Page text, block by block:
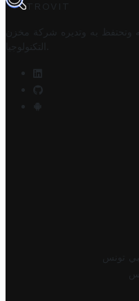
TROVIT
وتحتفظ به وتديره
شركة مخزن
التكنولوجيا
تونس